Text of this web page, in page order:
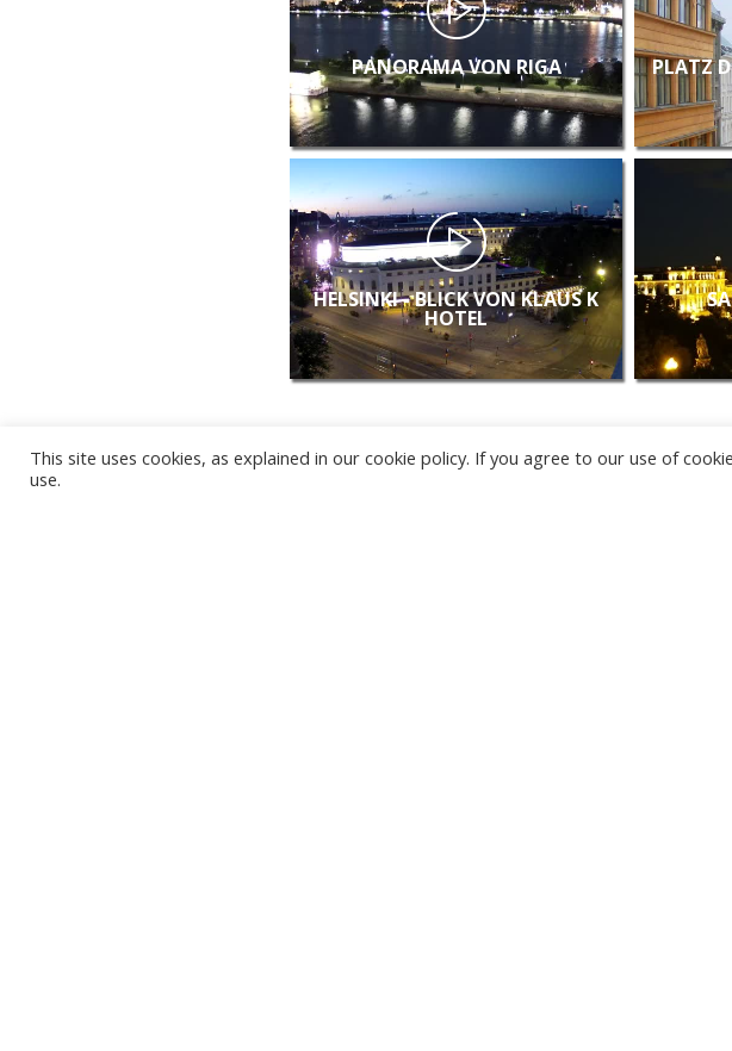
PANORAMA VON RIGA PLATZ
HELSINKI - BLICK VON KLAUS K
HOTEL
This site uses cookies, as explained in our cookie policy. If you agree to our use of
use.